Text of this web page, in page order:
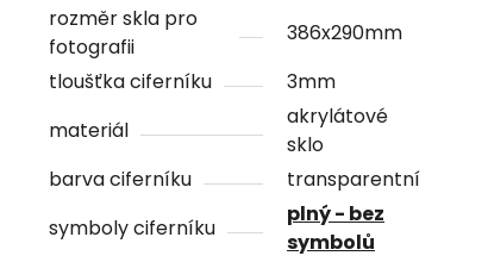
rozměr skla pro
fotografii
386x290mm
tloušťka ciferníku
3mm
materiál
akrylátové
sklo
barva ciferníku
transparentní
symboly ciferníku
plný - bez
symbolů